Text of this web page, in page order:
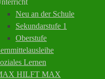
Neu an der Schule
Sekundarstufe 1
Oberstufe
Lernen
HILFT MAX